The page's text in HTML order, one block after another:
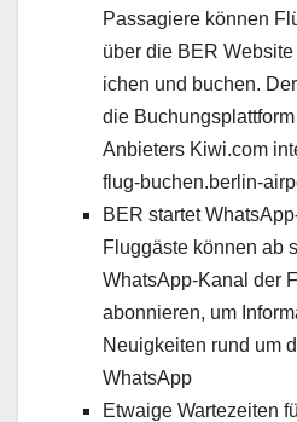
Pas­sagiere kön­nen
über die BER
ichen und buchen.
die
Anbi­eters Kiwi.com
flug-buchen.berlin-
BER startet
Flug­gäste kön­nen ab
What­sApp-Kanal der
abon­nieren, um
Neuigkeit­en rund um
What­sApp
Etwaige Wartezeit­en